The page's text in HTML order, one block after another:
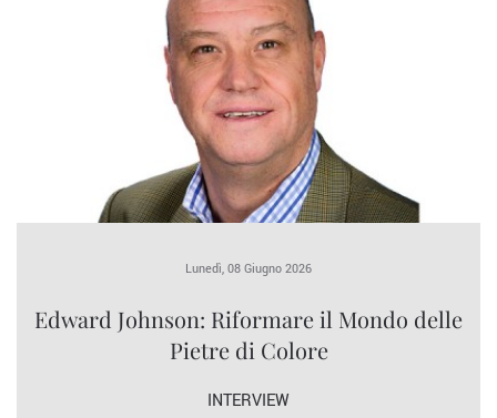
Lunedì, 08 Giugno 2026
Edward Johnson: Riformare il Mondo delle
Pietre di Colore
INTERVIEW